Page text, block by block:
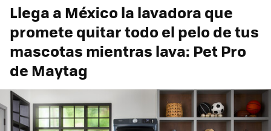
Llega a México la lavadora que
promete quitar todo el pelo de tus
mascotas mientras lava: Pet Pro
de Maytag